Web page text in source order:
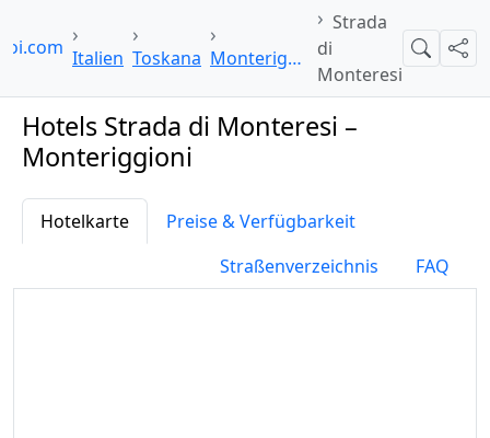
Italien Toskana Monteriggioni
Strada
di
Monteresi
Suche
Hotels Strada di Monteresi –
Monteriggioni
Hotelkarte
Preise & Verfügbarkeit
Straßenverzeichnis
FAQ